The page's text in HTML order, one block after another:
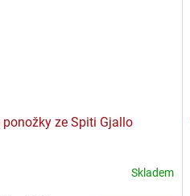
ponožky ze Spiti Gjallo
Skladem